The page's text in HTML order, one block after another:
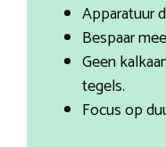
Apparatuur
Bespaar
Geen
tegels.
Focus op